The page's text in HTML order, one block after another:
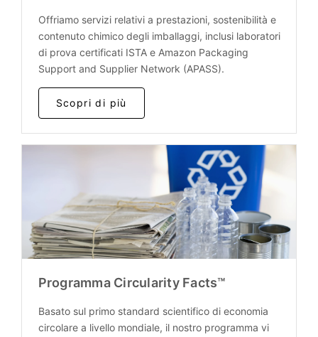
Offriamo servizi relativi a prestazioni, sostenibilità e
contenuto chimico degli imballaggi, inclusi laboratori
di prova certificati ISTA e Amazon Packaging
Support and Supplier Network (APASS).
Scopri di più
Programma Circularity Facts™
Basato sul primo standard scientifico di economia
circolare a livello mondiale, il nostro programma vi